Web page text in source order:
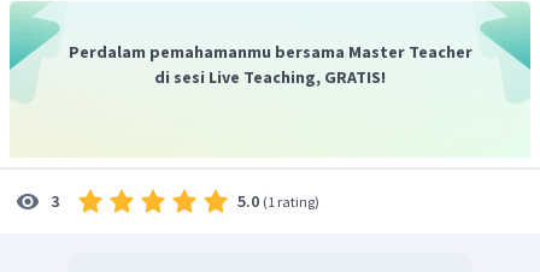
Gerak benda dapat digambarkan sebagai berikut:
Perdalam pemahamanmu bersama Master Teacher
di sesi Live Teaching, GRATIS!
3 5.0 (1 rating)